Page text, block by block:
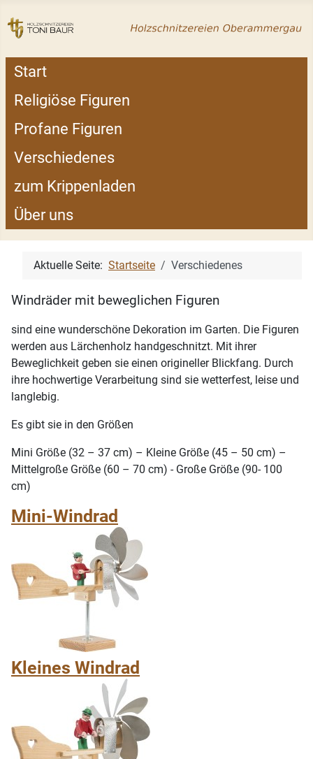
Start
Religiöse Figuren
Profane Figuren
Verschiedenes
zum Krippenladen
Über uns
Aktuelle Seite: Startseite Verschiedenes
Windräder mit beweglichen Figuren
sind eine wunderschöne Dekoration im Garten. Die Figuren
werden aus Lärchenholz handgeschnitzt. Mit ihrer
Beweglichkeit geben sie einen origineller Blickfang. Durch
ihre hochwertige Verarbeitung sind sie wetterfest, leise und
langlebig.
Es gibt sie in den Größen
Mini Größe (32 – 37 cm) – Kleine Größe (45 – 50 cm) –
Mittelgroße Größe (60 – 70 cm) - Große Größe (90- 100
cm)
Mini-Windrad
Kleines Windrad